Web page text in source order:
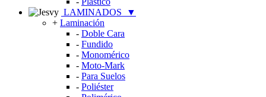
LAMINADOS
▼
+ Laminación
- Doble Cara
- Fundido
- Monomérico
- Moto-Mark
- Para Suelos
- Poliéster